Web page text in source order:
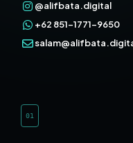
@alifbata.digital
+62 851-1771-9650
01